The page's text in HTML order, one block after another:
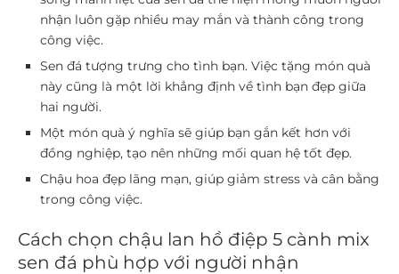
nhận luôn gặp nhiều may mắn và thành công trong
công việc.
Sen đá tượng trưng cho tình bạn. Việc tặng món quà
này cũng là một lời khẳng định về tình bạn đẹp giữa
hai người.
Một món quà ý nghĩa sẽ giúp bạn gắn kết hơn với
đồng nghiệp, tạo nên những mối quan hệ tốt đẹp.
Chậu hoa đẹp lãng mạn, giúp giảm stress và cân bằng
trong công việc.
Cách chọn chậu lan hồ điệp 5 cành mix
sen đá phù hợp với người nhận